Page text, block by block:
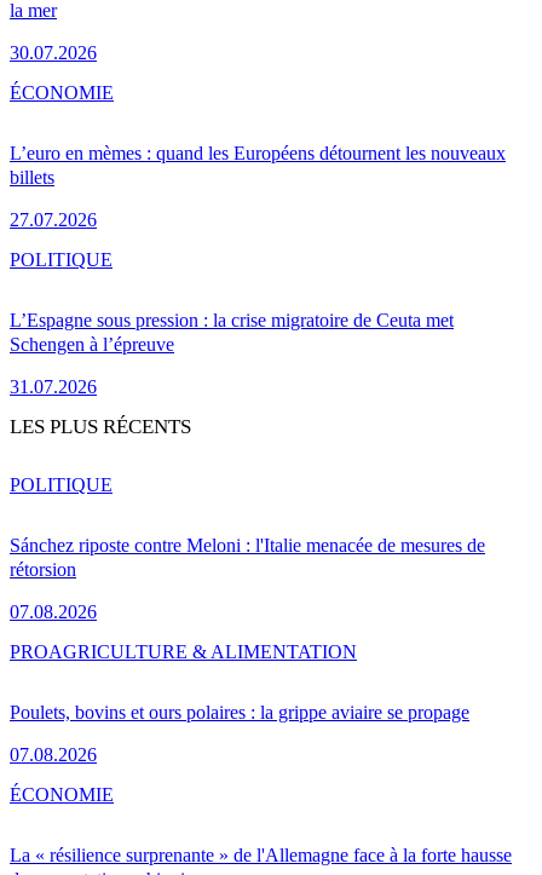
la mer
30.07.2026
L’euro en mèmes : quand les Européens détournent les nouveaux
billets
27.07.2026
ÉCONOMIE
L’Espagne sous pression : la crise migratoire de Ceuta met
Schengen à l’épreuve
31.07.2026
POLITIQUE
LES PLUS RÉCENTS
Sánchez riposte contre Meloni : l'Italie menacée de mesures de
rétorsion
07.08.2026
POLITIQUE
Poulets, bovins et ours polaires : la grippe aviaire se propage
07.08.2026
PROAGRICULTURE & ALIMENTATION
La « résilience surprenante » de l'Allemagne face à la forte hausse
ÉCONOMIE